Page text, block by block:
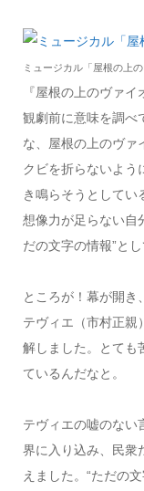
ミュージカル「屋根の上
『屋根の上のヴァ
観劇前に意味を調べ
な、屋根の上のヴァ
クビを折らないよう
き鳴らそうとしてい
想像力が足らない自
だの文字の情報”と
ところが！幕が開き
テヴィエ（市村正親
解しました。とても
ているんだなと。
テヴィエの嘘のない
界に入り込み、民衆
えました。“ただの